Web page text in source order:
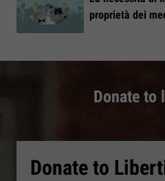
proprietà dei
Donate to
Donate to